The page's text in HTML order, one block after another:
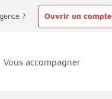
? Ouvrir un compte
Vous accompagner